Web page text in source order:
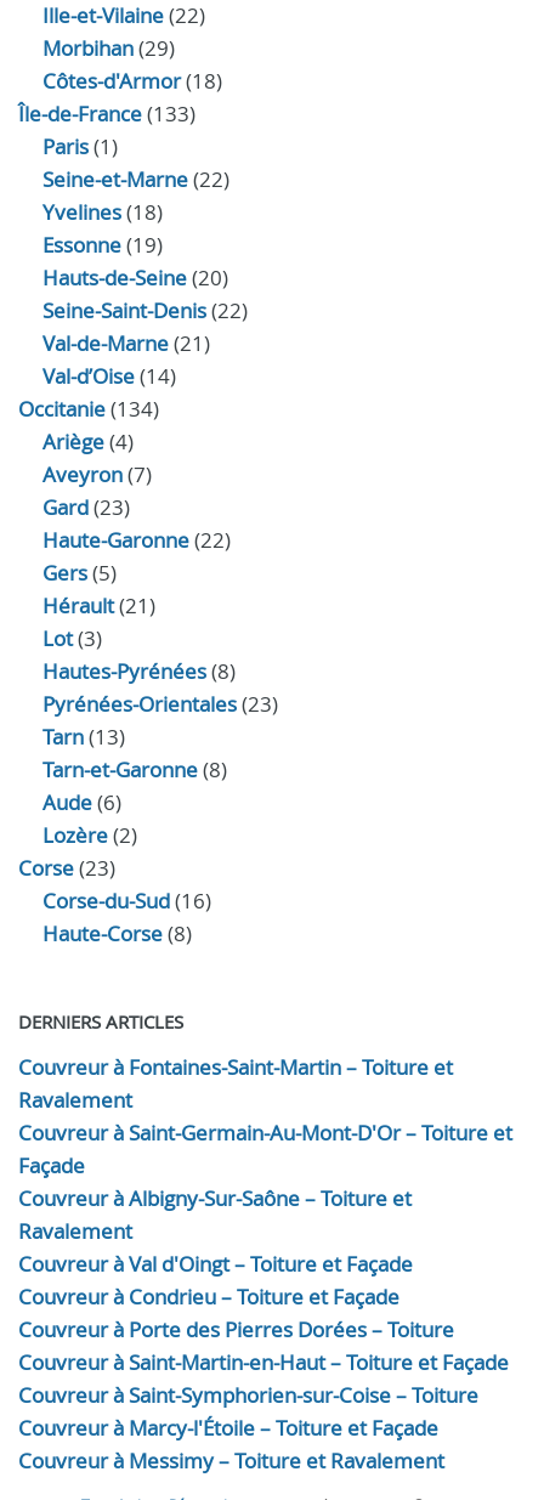
Ille-et-Vilaine(22)
Morbihan(29)
Côtes-d'Armor(18)
Île-de-France(133)
Paris(1)
Seine-et-Marne(22)
Yvelines(18)
Essonne(19)
Hauts-de-Seine(20)
Seine-Saint-Denis(22)
Val-de-Marne(21)
Val-d’Oise(14)
Occitanie(134)
Ariège(4)
Aveyron(7)
Gard(23)
Haute-Garonne(22)
Gers(5)
Hérault(21)
Lot(3)
Hautes-Pyrénées(8)
Pyrénées-Orientales(23)
Tarn(13)
Tarn-et-Garonne(8)
Aude(6)
Lozère(2)
Corse(23)
Corse-du-Sud(16)
Haute-Corse(8)
DERNIERS ARTICLES
Couvreur à Fontaines-Saint-Martin – Toiture et
Ravalement
Couvreur à Saint-Germain-Au-Mont-D'Or – Toiture et
Façade
Couvreur à Albigny-Sur-Saône – Toiture et
Ravalement
Couvreur à Val d'Oingt – Toiture et Façade
Couvreur à Condrieu – Toiture et Façade
Couvreur à Porte des Pierres Dorées – Toiture
Couvreur à Saint-Martin-en-Haut – Toiture et Façade
Couvreur à Saint-Symphorien-sur-Coise – Toiture
Couvreur à Marcy-l'Étoile – Toiture et Façade
Couvreur à Messimy – Toiture et Ravalement